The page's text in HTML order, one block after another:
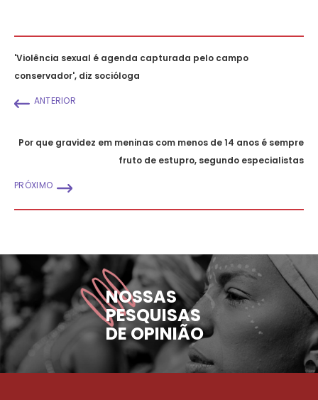
'Violência sexual é agenda capturada pelo campo
conservador', diz socióloga
ANTERIOR
Por que gravidez em meninas com menos de 14 anos é sempre
fruto de estupro, segundo especialistas
PRÓXIMO
NOSSAS
PESQUISAS
DE OPINIÃO